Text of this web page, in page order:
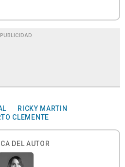
PUBLICIDAD
RICKY MARTIN
CLEMENTE
DEL AUTOR